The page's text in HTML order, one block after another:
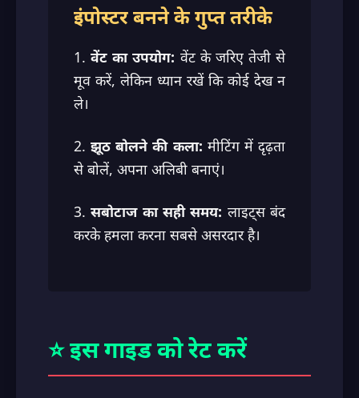
इंपोस्टर बनने के गुप्त तरीके
1.वेंट का उपयोग: वेंट के जरिए तेजी से
मूव करें, लेकिन ध्यान रखें कि कोई देख न
ले।
2.झूठ बोलने की कला: मीटिंग में दृढ़ता
से बोलें, अपना अलिबी बनाएं।
3.सबोटाज का सही समय: लाइट्स बंद
करके हमला करना सबसे असरदार है।
⭐ इस गाइड को रेट करें